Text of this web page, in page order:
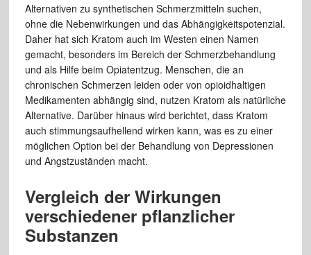
Alternativen zu synthetischen Schmerzmitteln suchen,
ohne die Nebenwirkungen und das Abhängigkeitspotenzial.
Daher hat sich Kratom auch im Westen einen Namen
gemacht, besonders im Bereich der Schmerzbehandlung
und als Hilfe beim Opiatentzug. Menschen, die an
chronischen Schmerzen leiden oder von opioidhaltigen
Medikamenten abhängig sind, nutzen Kratom als natürliche
Alternative. Darüber hinaus wird berichtet, dass Kratom
auch stimmungsaufhellend wirken kann, was es zu einer
möglichen Option bei der Behandlung von Depressionen
und Angstzuständen macht.
Vergleich der Wirkungen
verschiedener pflanzlicher
Substanzen